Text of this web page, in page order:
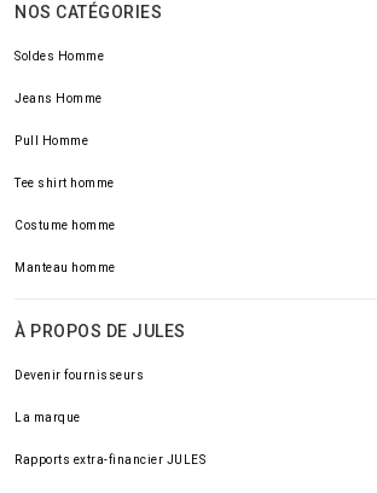
NOS CATÉGORIES
Soldes Homme
Jeans Homme
Pull Homme
Tee shirt homme
Costume homme
Manteau homme
À PROPOS DE JULES
Devenir fournisseurs
La marque
Rapports extra-financier JULES